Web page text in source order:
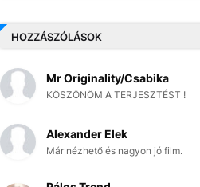
HOZZÁSZÓLÁSOK
Mr Originality/Csabika
KÖSZÖNÖM A TERJESZTÉST !
Alexander Elek
Már nézhető és nagyon jó film.